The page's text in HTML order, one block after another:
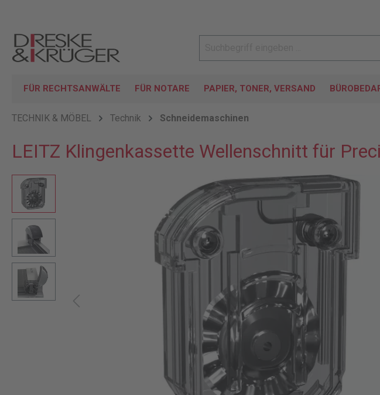
FÜR RECHTSANWÄLTE FÜR NOTARE PAPIER, TONER, VERSAND
TECHNIK & MÖBEL Technik Schneidemaschinen
LEITZ Klingenkassette Wellenschnitt für